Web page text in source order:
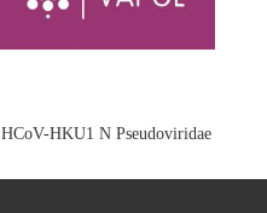
HCoV-HKU1 N Pseudoviridae